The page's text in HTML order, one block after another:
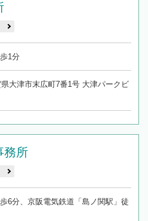
1分
大津市末広町7番1号 大津パークビ
務所
6分、京阪電気鉄道「島ノ関駅」徒